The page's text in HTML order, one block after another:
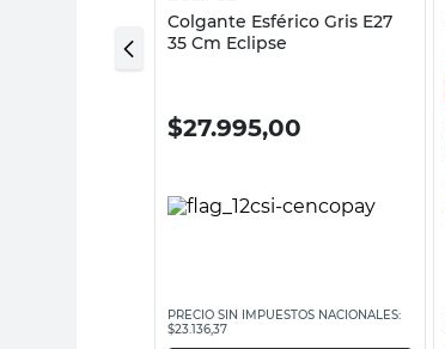
Colgante Esférico Gris E27
35 Cm Eclipse
$27.995,00
PRECIO SIN IMPUESTOS NACIONALES:
$23.136,37